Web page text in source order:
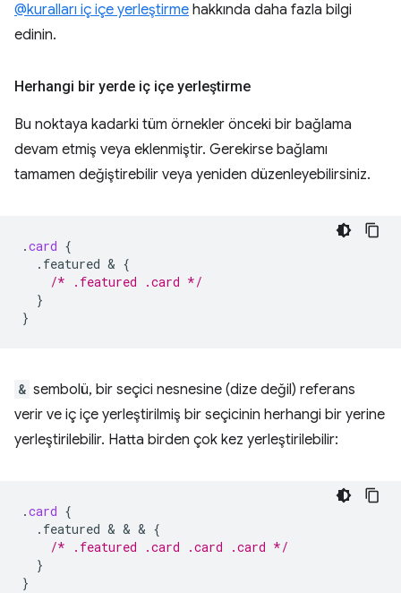
@kuralları iç içe yerleştirme hakkında daha fazla bilgi
edinin.
Herhangi bir yerde iç içe yerleştirme
Bu noktaya kadarki tüm örnekler önceki bir bağlama
devam etmiş veya eklenmiştir. Gerekirse bağlamı
tamamen değiştirebilir veya yeniden düzenleyebilirsiniz.
.card {
.featured & {
/* .featured .card */
}
}
& sembolü, bir seçici nesnesine (dize değil) referans
verir ve iç içe yerleştirilmiş bir seçicinin herhangi bir yerine
yerleştirilebilir. Hatta birden çok kez yerleştirilebilir:
.card {
.featured & & & {
/* .featured .card .card .card */
}
}